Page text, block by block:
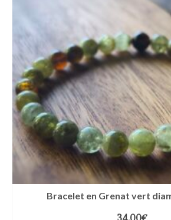
Bracelet en Grenat vert
34.00€